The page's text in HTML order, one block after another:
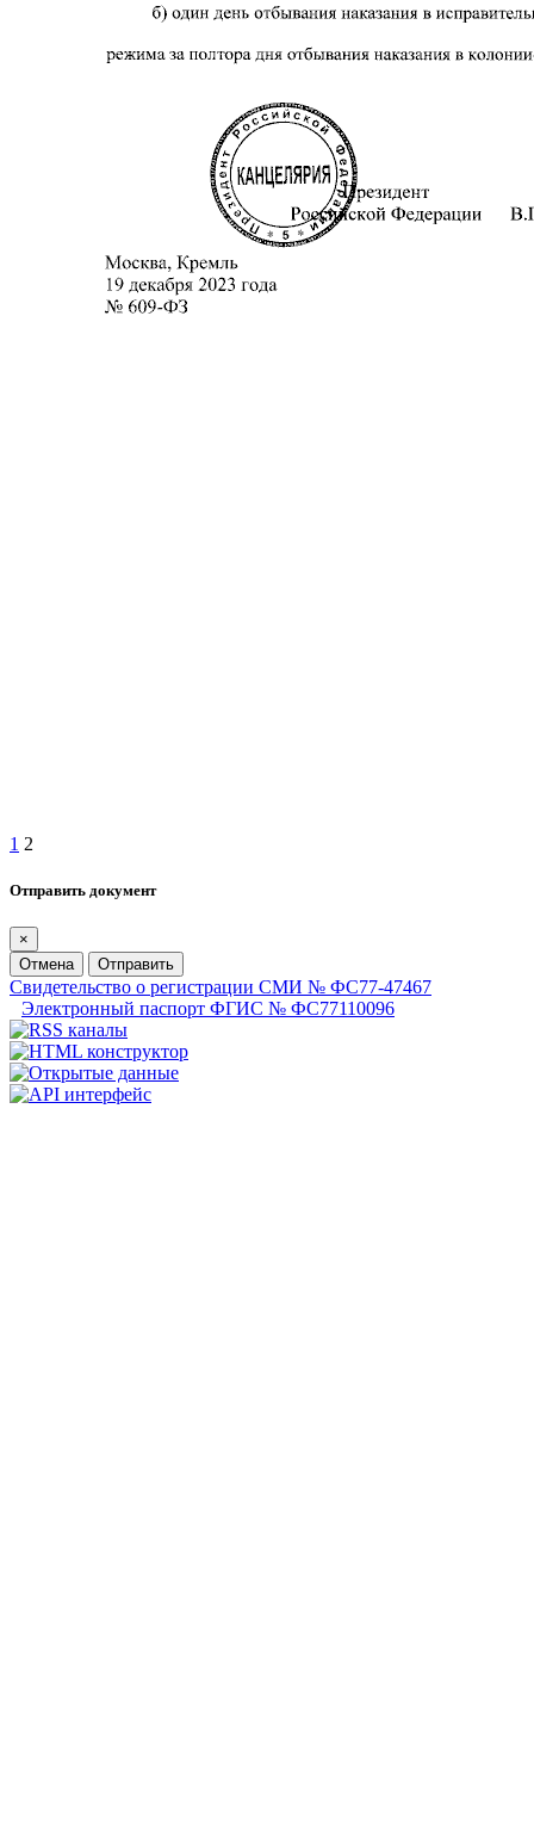
1 2
Отправить документ
×
Отмена
Отправить
Свидетельство о регистрации СМИ № ФС77-47467
Электронный паспорт ФГИС № ФС77110096